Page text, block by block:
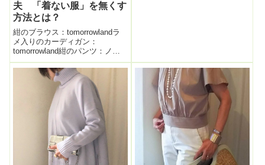
夫 「着ない服」を無くす
方法とは？
紺のブラウス：tomorrowlandラ
メ入りのカーディガン：
tomorrowland紺のパンツ：ノー
リーズバッグ：ADMJパテント素
材の黒のハイヒール：モードエ
ジャコモ私の鉄板お仕事コー
デ、、、、「 紺色×グレー×差
し色ブルー」のコーデ。...